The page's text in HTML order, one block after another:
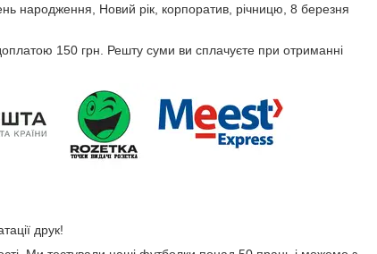
народження, Новий рік, корпоратив, річницю, 8 березня
150 грн. Решту суми ви сплачуєте при отриманні
друк!